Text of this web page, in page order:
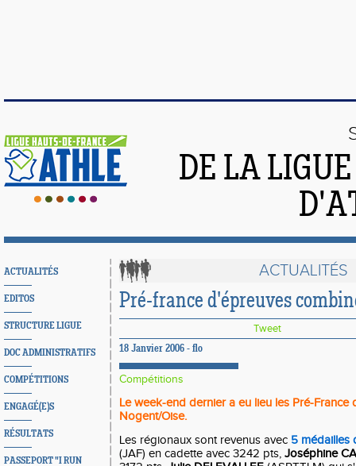
DE LA
ACTUALITÉS
EDITOS
STRUCTURE LIGUE
DOC ADMINISTRATIFS
COMPÉTITIONS
ENGAGÉ(E)S
RÉSULTATS
PASSEPORT "I RUN
ACTUALITÉS
Pré-france d'épreuves
Tweet
18 Janvier 2006 - flo
Compétitions
Le week-end dernier a eu lieu les Pré-France
Nogent/Oise.
Les régionaux sont revenus avec 5 médailles
(JAF) en cadette avec 3242 pts, Joséphine